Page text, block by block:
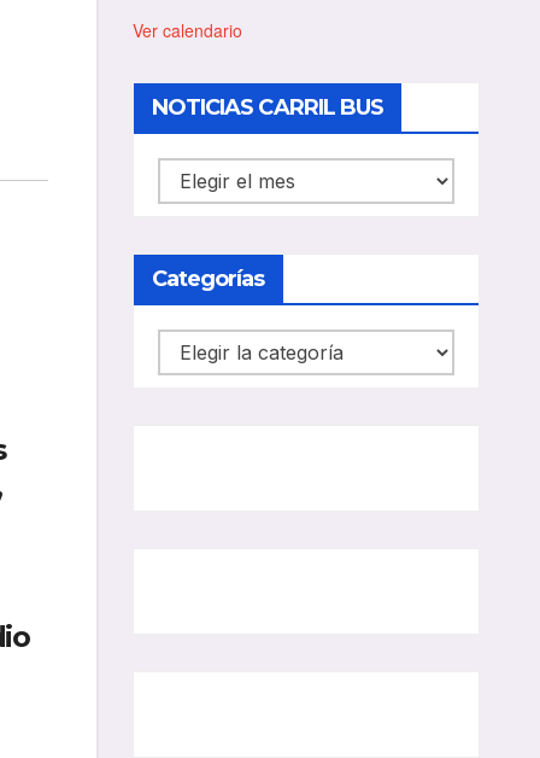
a
d
o
Ver calendario
NOTICIAS CARRIL BUS
NOTICIAS
CARRIL
Categorías
Categorías